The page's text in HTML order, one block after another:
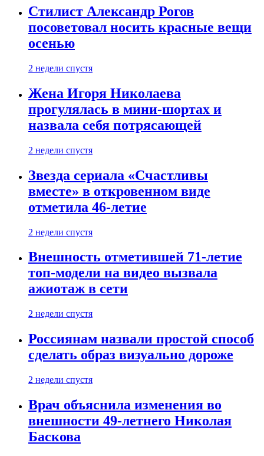
Стилист Александр Рогов
посоветовал носить красные вещи
осенью
2 недели спустя
Жена Игоря Николаева
прогулялась в мини-шортах и
назвала себя потрясающей
2 недели спустя
Звезда сериала «Счастливы
вместе» в откровенном виде
отметила 46-летие
2 недели спустя
Внешность отметившей 71-летие
топ-модели на видео вызвала
ажиотаж в сети
2 недели спустя
Россиянам назвали простой способ
сделать образ визуально дороже
2 недели спустя
Врач объяснила изменения во
внешности 49-летнего Николая
Баскова